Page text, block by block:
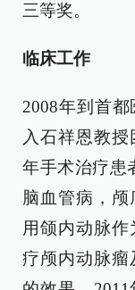
三等奖。
临床工作
2008年到首
入石祥恩教
年手术治疗患
脑血管病，
用颌内动脉
疗颅内动脉瘤